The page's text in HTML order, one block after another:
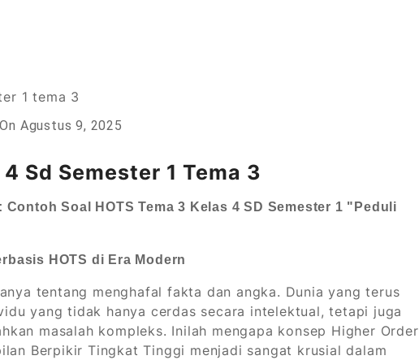
Agustus 9, 2025
Sd Semester 1 Tema 3
Soal HOTS Tema 3 Kelas 4 SD Semester 1 "Peduli
HOTS di Era Modern
tentang menghafal fakta dan angka. Dunia yang terus
yang tidak hanya cerdas secara intelektual, tetapi juga
masalah kompleks. Inilah mengapa konsep Higher Order
Berpikir Tingkat Tinggi menjadi sangat krusial dalam